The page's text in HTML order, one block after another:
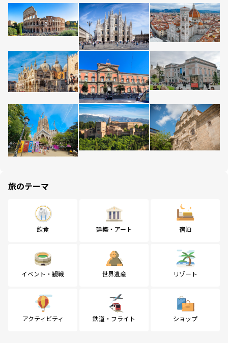
旅のテーマ
飲食 建築・アート 宿泊
イベント・観戦 世界遺産 リゾート
アクティビティ 鉄道・フライト ショップ